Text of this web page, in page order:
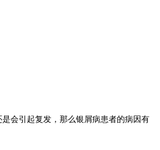
会引起复发，那么银屑病患者的病因有